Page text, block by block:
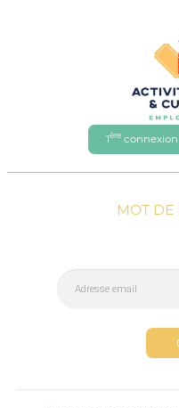
1èreconnexion
MOT DE